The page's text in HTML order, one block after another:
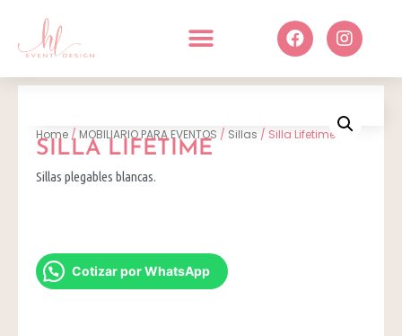
Home / MOBILIARIO PARA EVENTOS / Sillas / Silla Lifetime
SILLA LIFETIME
Sillas plegables blancas.
Cotizar por WhatsApp